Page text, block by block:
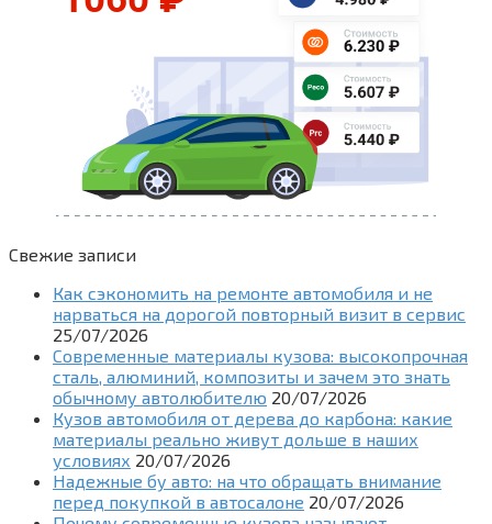
Свежие записи
Как сэкономить на ремонте автомобиля и не
нарваться на дорогой повторный визит в сервис
25/07/2026
Современные материалы кузова: высокопрочная
сталь, алюминий, композиты и зачем это знать
обычному автолюбителю 20/07/2026
Кузов автомобиля от дерева до карбона: какие
материалы реально живут дольше в наших
условиях 20/07/2026
Надежные бу авто: на что обращать внимание
перед покупкой в автосалоне 20/07/2026